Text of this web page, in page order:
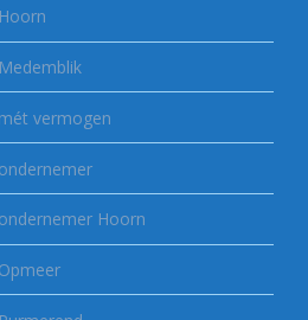
vermogen
Hoorn